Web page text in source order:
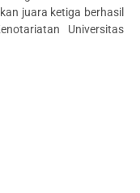
juara ketiga berhasil
Universitas